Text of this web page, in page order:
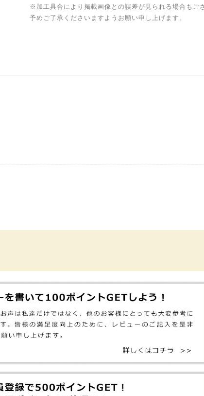
※加工具合により掲載画像との誤差が見られる場合もご
予めご了承くださいますようお願い申し上げます。